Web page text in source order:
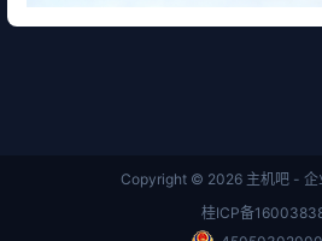
Copyright © 2026 主机吧 -
桂ICP备